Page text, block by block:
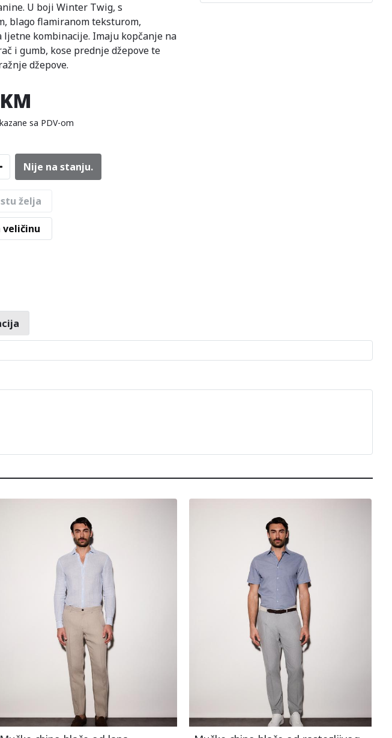
U boji Winter Twig, s
blago flamiranom teksturom,
ljetne kombinacije. Imaju kopčanje na
i gumb, kose prednje džepove te
džepove.
sa PDV-om
Nije na stanju.
želja
veličinu